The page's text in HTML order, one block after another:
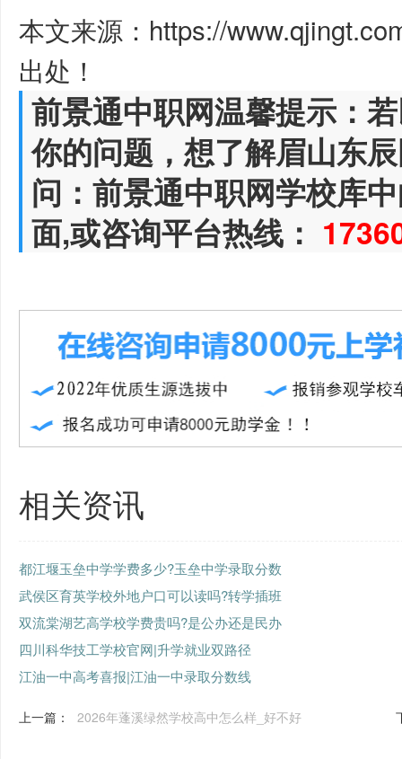
本文来源：https://
出处！
前景通中职网温馨提示：
你的问题，想了解眉山东
问：前景通中职网学校库
面,或咨询平台热线：
相关资讯
都江堰玉垒中学学费多少?玉垒中学录取分数
武侯区育英学校外地户口可以读吗?转学插班
双流棠湖艺高学校学费贵吗?是公办还是民办
四川科华技工学校官网|升学就业双路径
江油一中高考喜报|江油一中录取分数线
上一篇： 2026年蓬溪绿然学校高中怎么样_好不好